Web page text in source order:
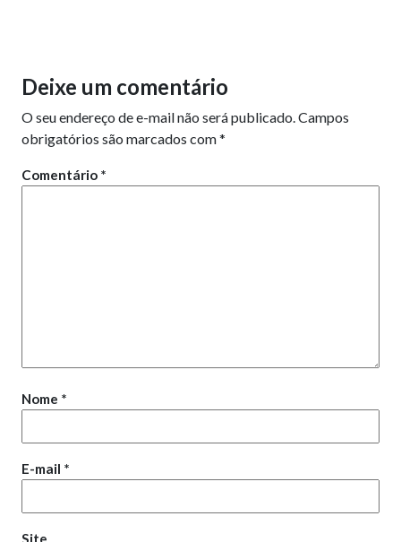
Deixe um comentário
O seu endereço de e-mail não será publicado.Campos
obrigatórios são marcados com*
Comentário *
Nome *
E-mail *
Site